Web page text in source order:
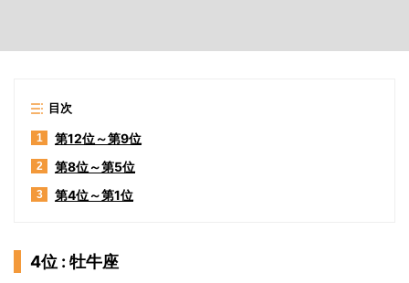
目次
1 第12位～第9位
2 第8位～第5位
3 第4位～第1位
4位 : 牡牛座